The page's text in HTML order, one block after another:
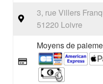
3, rue Villers
51220 Loivre
Moyens de